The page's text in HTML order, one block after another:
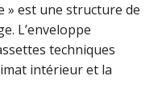
» est une structure de
L’enveloppe
techniques
intérieur et la